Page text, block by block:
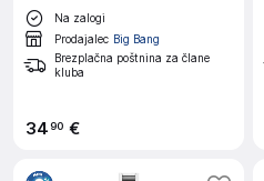
Na zalogi
Prodajalec Big Bang
Brezplačna poštnina za člane
kluba
3490 €